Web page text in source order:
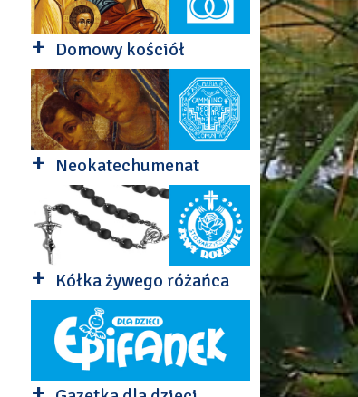
+ Domowy kościół
+ Neokatechumenat
+ Kółka żywego różańca